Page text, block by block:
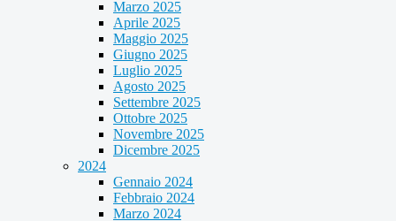
Marzo 2025
Aprile 2025
Maggio 2025
Giugno 2025
Luglio 2025
Agosto 2025
Settembre 2025
Ottobre 2025
Novembre 2025
Dicembre 2025
2024
Gennaio 2024
Febbraio 2024
Marzo 2024